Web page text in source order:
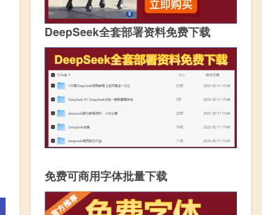
DeepSeek全套部署资料免费下载
免费可商用字体批量下载